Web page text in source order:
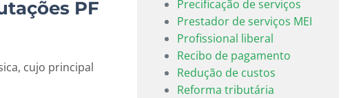
PF
cujo principal
Precificação de serviços
Prestador de serviços MEI
Profissional liberal
Recibo de pagamento
Redução de custos
Reforma tributária